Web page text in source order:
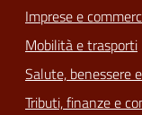
Imprese e
Mobilità e trasporti
Salute, benessere
Tributi, finanze e